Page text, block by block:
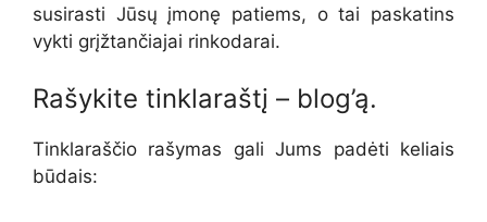
susirasti Jūsų įmonę patiems, o tai paskatins
vykti grįžtančiajai rinkodarai.
Rašykite tinklaraštį – blog’ą.
Tinklaraščio rašymas gali Jums padėti keliais
būdais: